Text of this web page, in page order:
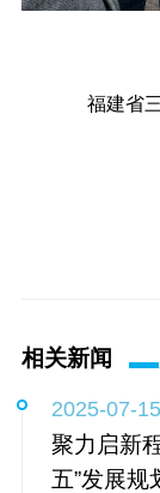
福建省
相关新闻
2025-07-15
聚力启新
五”发展规